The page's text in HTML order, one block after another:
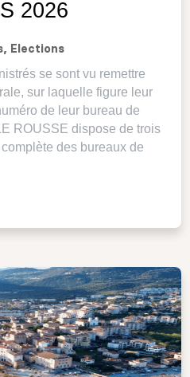
2026
, Elections
se sont vu remettre
sur laquelle figure leur
de leur bureau de
ROUSSE dispose de trois
des bureaux de